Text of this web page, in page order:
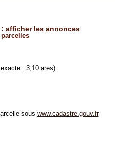
afficher les annonces
: 3,10 ares)
sous www.cadastre.gouv.fr